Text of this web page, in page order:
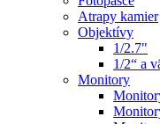
Atrapy kamier
Objektívy
1/2.7"
1/2“ a
Monitory